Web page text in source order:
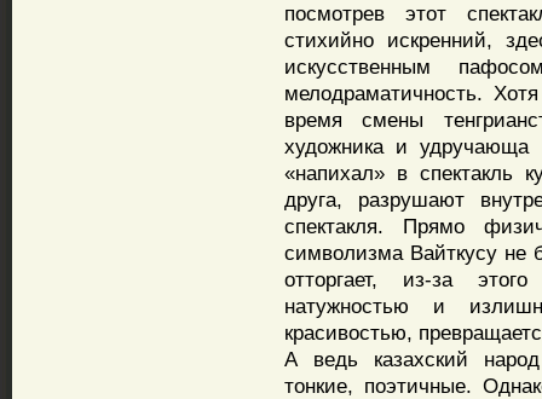
посмотрев этот
стихийно искренний,
искусственным
мелодраматичность.
время смены
художника и удручающа
«напихал» в спектакль
друга, разрушают
спектакля. Прямо
символизма Вайткусу не
отторгает, из-за
натужностью и
красивостью,
А ведь казахский
тонкие, поэтичные.